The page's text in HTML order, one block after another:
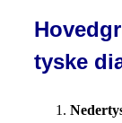
tyske